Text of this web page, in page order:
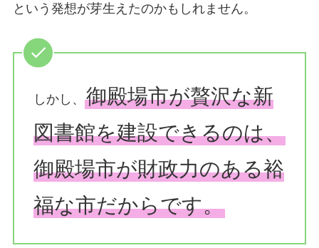
という発想が芽生えたのかもしれません。
しかし、 御殿場市が贅沢な新
図書館を建設できるのは、
御殿場市が財政力のある裕
福な市だからです。